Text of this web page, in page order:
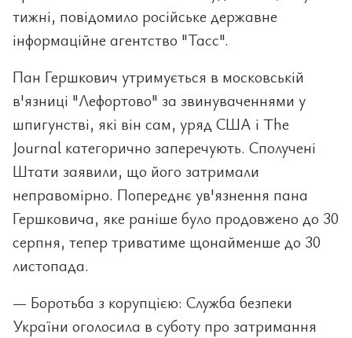
тижні, повідомило російське державне
інформаційне агентство "Тасс".
Пан Гершкович утримується в московській
в'язниці "Лефортово" за звинуваченнями у
шпигунстві, які він сам, уряд США і The
Journal категорично заперечують. Сполучені
Штати заявили, що його затримали
неправомірно. Попереднє ув'язнення пана
Гершковича, яке раніше було продовжено до 30
серпня, тепер триватиме щонайменше до 30
листопада.
— Боротьба з корупцією: Служба безпеки
України оголосила в суботу про затримання